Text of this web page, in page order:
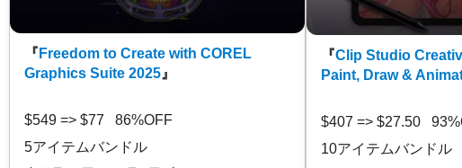
『 Freedom to Create with COREL
Graphics Suite 2025 』
$549 => $77 86%OFF
5アイテムバンドル
『Clip Studio
Paint, Draw &
$407 => $27.50
10アイテムバンドル